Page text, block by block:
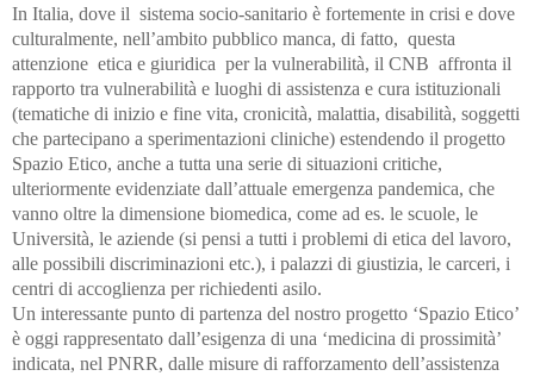
In Italia, dove il sistema socio-sanitario è fortemente in crisi e dove
culturalmente, nell’ambito pubblico manca, di fatto, questa
attenzione etica e giuridica per la vulnerabilità, il CNB affronta il
rapporto tra vulnerabilità e luoghi di assistenza e cura istituzionali
(tematiche di inizio e fine vita, cronicità, malattia, disabilità, soggetti
che partecipano a sperimentazioni cliniche) estendendo il progetto
Spazio Etico, anche a tutta una serie di situazioni critiche,
ulteriormente evidenziate dall’attuale emergenza pandemica, che
vanno oltre la dimensione biomedica, come ad es. le scuole, le
Università, le aziende (si pensi a tutti i problemi di etica del lavoro,
alle possibili discriminazioni etc.), i palazzi di giustizia, le carceri, i
centri di accoglienza per richiedenti asilo.
Un interessante punto di partenza del nostro progetto ‘Spazio Etico’
è oggi rappresentato dall’esigenza di una ‘medicina di prossimità’
indicata, nel PNRR, dalle misure di rafforzamento dell’assistenza